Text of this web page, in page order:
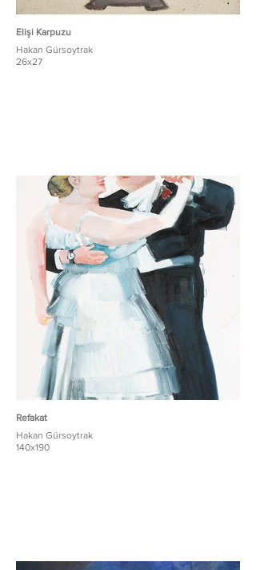
Elişi Karpuzu
Hakan Gürsoytrak
26x27
Refakat
Hakan Gürsoytrak
140x190